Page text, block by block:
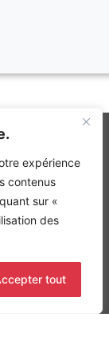
expérience
contenus
sur «
des
tout
agences